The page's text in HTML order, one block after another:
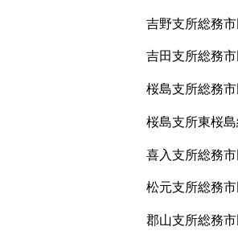
吉野支所総務
吉田支所総務
桜島支所総務
桜島支所東桜
喜入支所総務
松元支所総務
郡山支所総務